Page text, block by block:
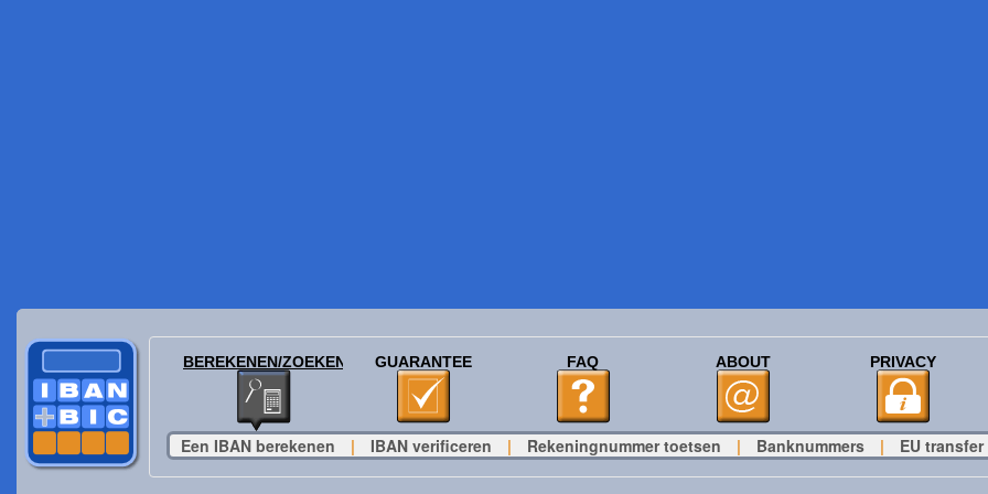
BEREKENEN/ZOEKEN GUARANTEE FAQ ABOUT PRIVACY
Een IBAN berekenen | IBAN verificeren | Rekeningnummer toetsen | Banknummers | EU transfer